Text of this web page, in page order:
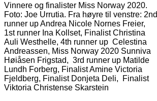
Vinnere og finalister Miss Norway 2020.
Foto: Joe Urrutia. Fra høyre til venstre: 2nd
runner up Andrea Nicole Nornes Freier,
1st runner Ina Kollset, Finalist Christina
Auli Westhelle, 4th runner up Celestina
Andreassen, Miss Norway 2020 Sunniva
Høiåsen Frigstad, 3rd runner up Matilde
Lundh Forberg, Finalist Amine Victoria
Fjeldberg, Finalist Donjeta Deli, Finalist
Viktoria Christense Skarstein